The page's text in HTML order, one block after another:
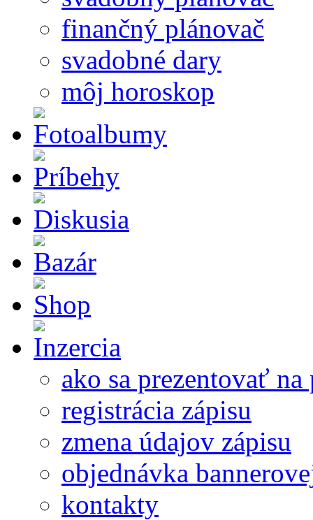
finančný plánovač
svadobné dary
môj horoskop
ako sa prezentovať
registrácia zápisu
zmena údajov zápisu
objednávka
kontakty